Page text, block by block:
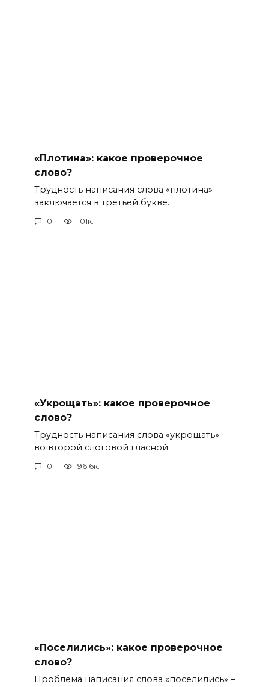
«Плотина»: какое проверочное
слово?
Трудность написания слова «плотина»
заключается в третьей букве.
0 101к.
«Укрощать»: какое проверочное
слово?
Трудность написания слова «укрощать» –
во второй слоговой гласной.
0 96.6к.
«Поселились»: какое проверочное
слово?
Проблема написания слова «поселились» –